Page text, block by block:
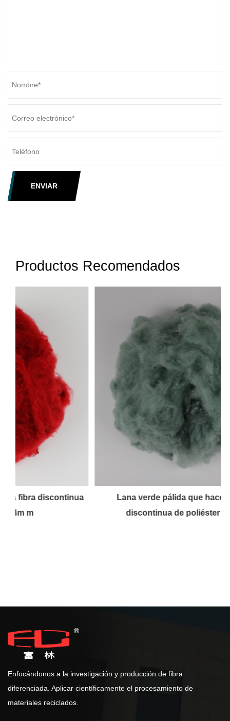
ENVIAR
Productos Recomendados
Lana verde pálida que hace girar la fibra
discontinua de poliéster 3D×64m m
Enfocándonos a la investigación y producción de fibra
diferenciada. Aplicar científicamente el procesamiento de
materiales reciclados.